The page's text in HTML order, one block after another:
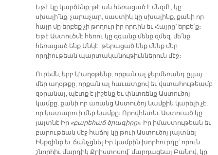
Եթէ կը կարծենք, թէ ան հեռացած է մեզմէ, կը
սխալի՛նք, չարաչար, սաստիկ կը սխալինք, քանի որ
հայր մը երբեք չի թողուր իր որդին եւ Հայրը՝ երբե՛ք։
Եթէ Աստուծմէ հեռու կը զգանք մենք զմեզ, մե՛նք
հեռացած ենք Անկէ, թերացած ենք մենք մեր
որդիութեան պարտականութիւններուն մէջ։
Ուրեմն, երբ կ՚աղօթենք, որքան ալ ջերմեռանդ ըլլայ
մեր աղօթքը, որքան ալ հաւատքով եւ վստահութեամբ
զօրանայ, պէտք է յիշենք եւ փնտռենք Աստուծոյ
կամքը, քանի որ առանց Աստուծոյ կամքին կարելի չէ,
որ կատարուի մեր կամքը։ Որովհետեւ Աստուած կը
յայտնէ Իր «բարեհաճ ծրագիրը». Իր իմաստութեան եւ
բարութեան մէջ հաճոյ կը թուի Աստուծոյ յայտնել
Ինքզինք եւ ճանչցնել Իր կամքին խորհուրդը՝ որուն
շնորհիւ մարդիկ Քրիստոսով՝ մարդացեալ Բանով, կը